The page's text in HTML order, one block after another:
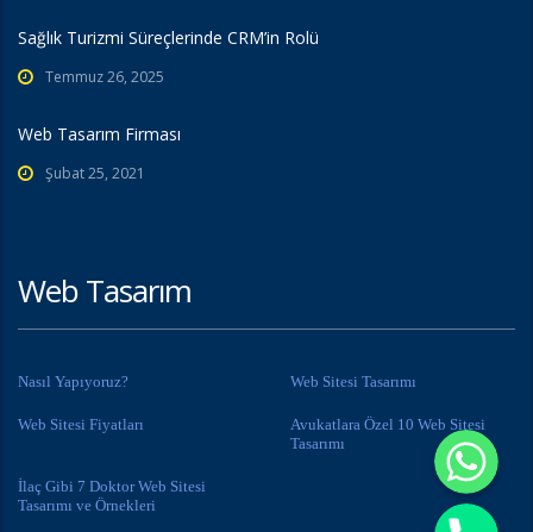
Sağlık Turizmi Süreçlerinde CRM’in Rolü
Temmuz 26, 2025
Web Tasarım Firması
Şubat 25, 2021
Web Tasarım
Nasıl Yapıyoruz? Web Sitesi Tasarımı
Web Sitesi Fiyatları
Avukatlara Özel 10 Web Sitesi
Tasarımı
İlaç Gibi 7 Doktor Web Sitesi
Tasarımı ve Örnekleri
Whatsapp
Phone